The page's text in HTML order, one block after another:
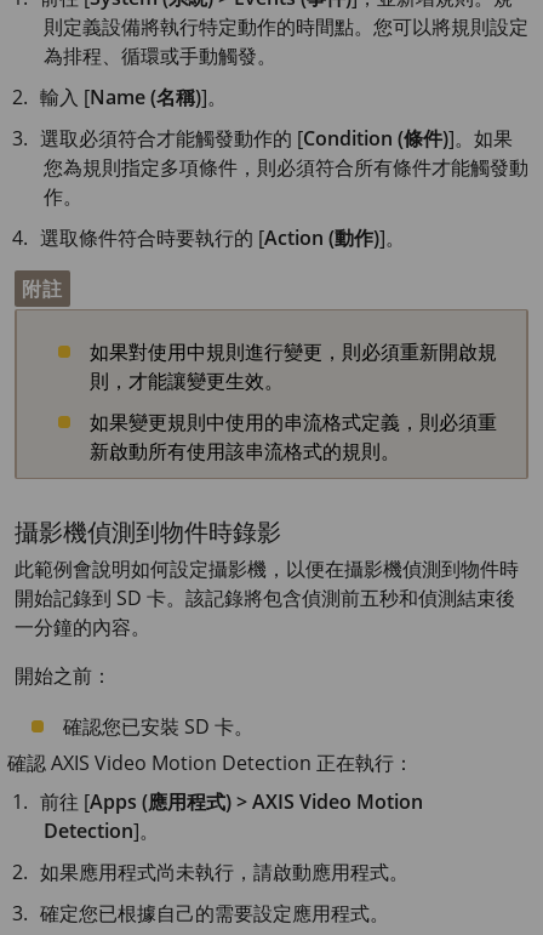
則定義設備將執行特定動作的時間點。您可以將規則設定
為排程、循環或手動觸發。
輸入 [Name (名稱)]。
選取必須符合才能觸發動作的 [Condition (條件)]。如果
您為規則指定多項條件，則必須符合所有條件才能觸發動
作。
選取條件符合時要執行的 [Action (動作)]。
附註
如果對使用中規則進行變更，則必須重新開啟規
則，才能讓變更生效。
如果變更規則中使用的串流格式定義，則必須重
新啟動所有使用該串流格式的規則。
攝影機偵測到物件時錄影
此範例會說明如何設定攝影機，以便在攝影機偵測到物件時
開始記錄到 SD 卡。該記錄將包含偵測前五秒和偵測結束後
一分鐘的內容。
開始之前：
確認您已安裝 SD 卡。
確認AXIS Video Motion Detection 正在執行：
前往 [Apps (應用程式) > AXIS Video Motion
Detection]。
如果應用程式尚未執行，請啟動應用程式。
確定您已根據自己的需要設定應用程式。